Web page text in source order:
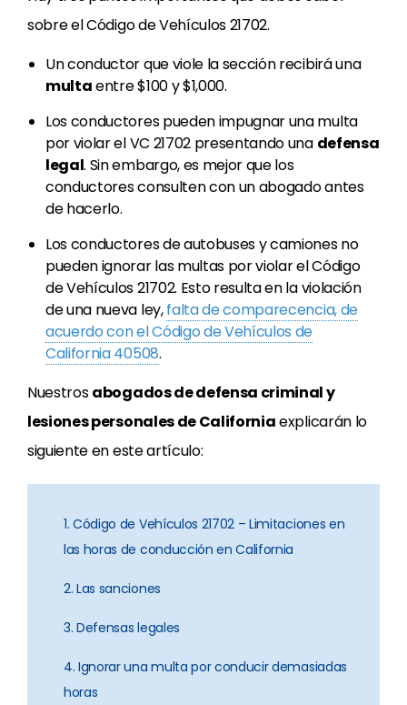
sobre el Código de Vehículos 21702.
Un conductor que viole la sección recibirá una
multaentre $100 y $1,000.
Los conductores pueden impugnar una multa
por violar el VC 21702 presentando una defensa
legal. Sin embargo, es mejor que los
conductores consulten con un abogado antes
de hacerlo.
Los conductores de autobuses y camiones no
pueden ignorar las multas por violar el Código
de Vehículos 21702. Esto resulta en la violación
de una nueva ley,falta de comparecencia, de
acuerdo con el Código de Vehículos de
California 40508.
Nuestrosabogados de defensa criminal y
lesiones personales de Californiaexplicarán lo
siguiente en este artículo:
1. Código de Vehículos 21702 – Limitaciones en
las horas de conducción en California
2. Las sanciones
3. Defensas legales
4. Ignorar una multa por conducir demasiadas
horas